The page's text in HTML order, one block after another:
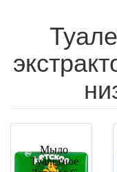
Мыло
Туалетное